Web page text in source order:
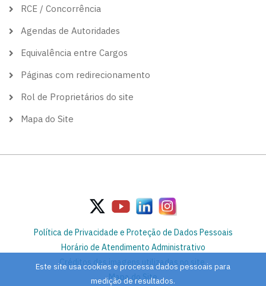
RCE / Concorrência
Agendas de Autoridades
Equivalência entre Cargos
Páginas com redirecionamento
Rol de Proprietários do site
Mapa do Site
Política de Privacidade e Proteção de Dados Pessoais
Horário de Atendimento Administrativo
Créditos das imagens utilizadas no site
Mapa do Site
Este site usa cookies e processa dados pessoais para
medição de resultados.